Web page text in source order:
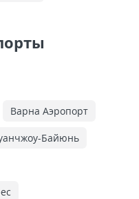
Варна Аэропорт
Байюнь